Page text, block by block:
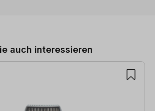
auch interessieren